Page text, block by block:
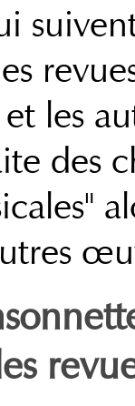
les
des